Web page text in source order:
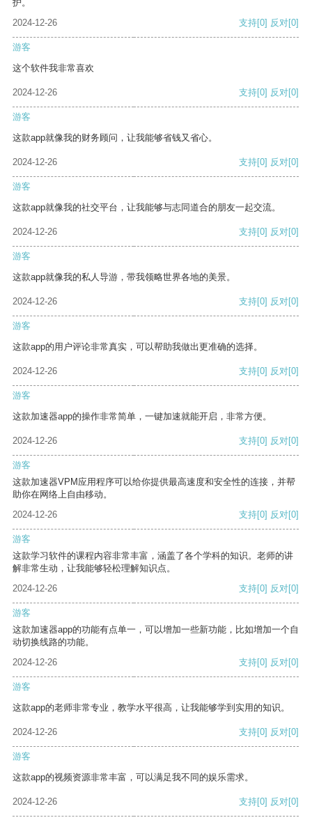
护。
2024-12-26
支持[0] 反对[0]
游客
这个软件我非常喜欢
2024-12-26 支持[0] 反对[0]
游客
这款app就像我的财务顾问，让我能够省钱又省心。
2024-12-26 支持[0] 反对[0]
游客
这款app就像我的社交平台，让我能够与志同道合的朋友一起交流。
2024-12-26 支持[0] 反对[0]
游客
这款app就像我的私人导游，带我领略世界各地的美景。
2024-12-26 支持[0] 反对[0]
游客
这款app的用户评论非常真实，可以帮助我做出更准确的选择。
2024-12-26 支持[0] 反对[0]
游客
这款加速器app的操作非常简单，一键加速就能开启，非常方便。
2024-12-26 支持[0] 反对[0]
游客
这款加速器VPM应用程序可以给你提供最高速度和安全性的连接，并帮
助你在网络上自由移动。
2024-12-26
支持[0] 反对[0]
游客
这款学习软件的课程内容非常丰富，涵盖了各个学科的知识。老师的讲
解非常生动，让我能够轻松理解知识点。
2024-12-26
支持[0] 反对[0]
游客
这款加速器app的功能有点单一，可以增加一些新功能，比如增加一个自
动切换线路的功能。
2024-12-26
支持[0] 反对[0]
游客
这款app的老师非常专业，教学水平很高，让我能够学到实用的知识。
2024-12-26 支持[0] 反对[0]
游客
这款app的视频资源非常丰富，可以满足我不同的娱乐需求。
2024-12-26 支持[0] 反对[0]